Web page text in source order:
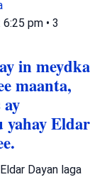
pm • 3
in meydka
maanta,
yahay Eldar
Dayan laga